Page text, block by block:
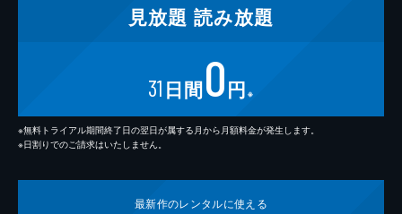
見放題 読み放題
31 日間0円 ※
※無料トライアル期間終了日の翌日が属する月から月額料金が発生します。
※日割りでのご請求はいたしません。
最新作のレンタルに使える